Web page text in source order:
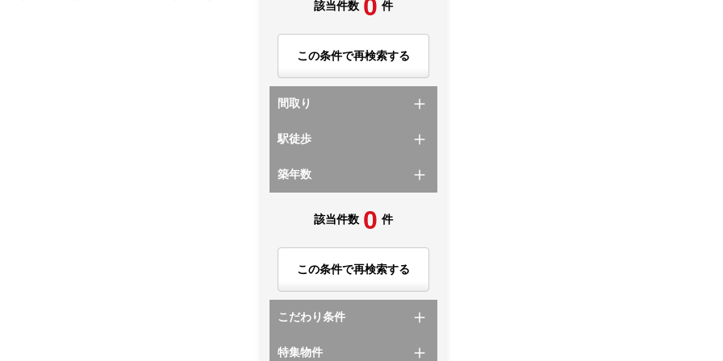
該当件数 0 件
この条件で再検索する
間取り
駅徒歩
築年数
該当件数 0 件
この条件で再検索する
こだわり条件
特集物件